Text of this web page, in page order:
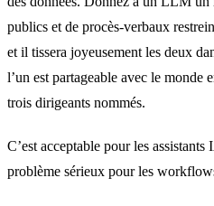
publics et de procès-verbaux
et il tissera joyeusement les deux
l’un est partageable avec le monde
trois dirigeants nommés.
C’est acceptable pour les assistants
problème sérieux pour les